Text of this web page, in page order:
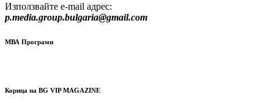
Използвайте e-mail адрес:
p.media.group.bulgaria@gmail.com
МВА Програми
Корица на BG VIP MAGAZINE